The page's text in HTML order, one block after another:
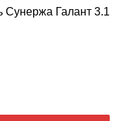
Сунержа Галант 3.1